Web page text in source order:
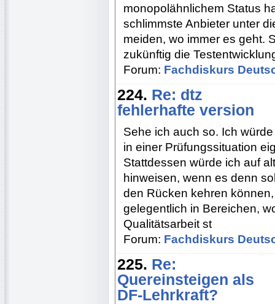
monopolähnlichem Status
schlimmste Anbieter unter
meiden, wo immer es geht.
zukünftig die
Forum: Fachdiskurs
224. Re: dtz
fehlerhafte version
Sehe ich auch so. Ich
in einer Prüfungssituation
Stattdessen würde ich auf
hinweisen, wenn es denn
den Rücken kehren
gelegentlich in Bereichen,
Qualitätsarbeit st
Forum: Fachdiskurs
225. Re:
Quereinsteigen als
DF-Lehrkraft?